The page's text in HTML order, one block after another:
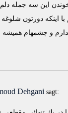
Dehgani sagt: